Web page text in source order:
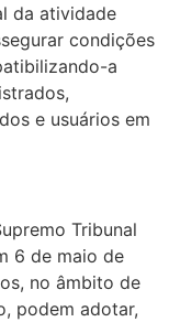
da atividade
condições
a
e usuários em
Tribunal
6 de maio de
no âmbito de
podem adotar,